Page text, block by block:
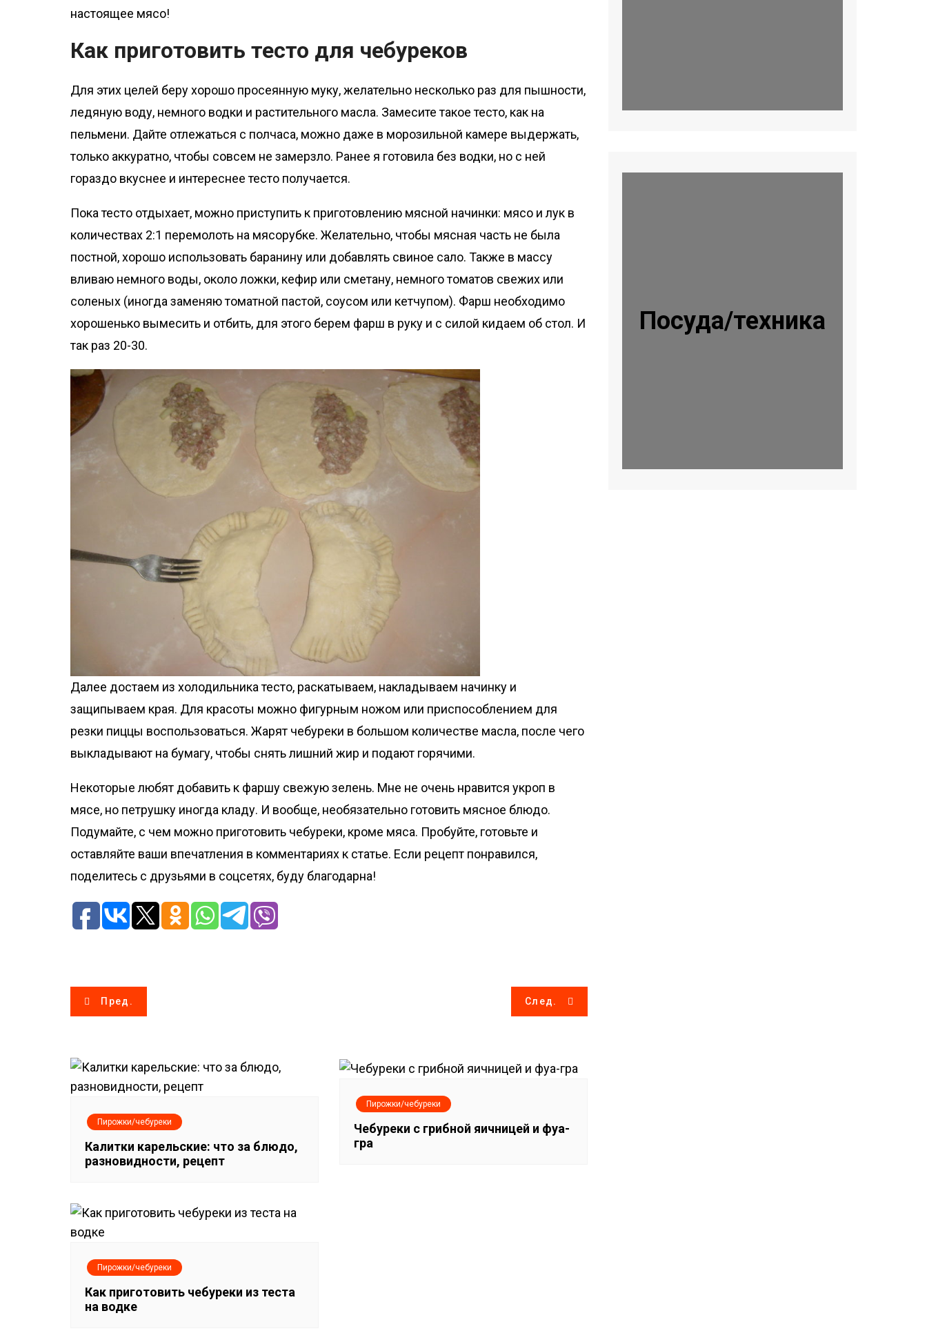
настоящее мясо!
Как приготовить тесто для чебуреков
Для этих целей беру хорошо просеянную муку, желательно несколько раз для пышности,
ледяную воду, немного водки и растительного масла. Замесите такое тесто, как на
пельмени. Дайте отлежаться с полчаса, можно даже в морозильной камере выдержать,
только аккуратно, чтобы совсем не замерзло. Ранее я готовила без водки, но с ней
гораздо вкуснее и интереснее тесто получается.
Пока тесто отдыхает, можно приступить к приготовлению мясной начинки: мясо и лук в
количествах 2:1 перемолоть на мясорубке. Желательно, чтобы мясная часть не была
постной, хорошо использовать баранину или добавлять свиное сало. Также в массу
вливаю немного воды, около ложки, кефир или сметану, немного томатов свежих или
соленых (иногда заменяю томатной пастой, соусом или кетчупом). Фарш необходимо
хорошенько вымесить и отбить, для этого берем фарш в руку и с силой кидаем об стол. И
так раз 20-30.
Далее достаем из холодильника тесто, раскатываем, накладываем начинку и
защипываем края. Для красоты можно фигурным ножом или приспособлением для
резки пиццы воспользоваться. Жарят чебуреки в большом количестве масла, после чего
выкладывают на бумагу, чтобы снять лишний жир и подают горячими.
Некоторые любят добавить к фаршу свежую зелень. Мне не очень нравится укроп в
мясе, но петрушку иногда кладу. И вообще, необязательно готовить мясное блюдо.
Подумайте, с чем можно приготовить чебуреки, кроме мяса. Пробуйте, готовьте и
оставляйте ваши впечатления в комментариях к статье. Если рецепт понравился,
поделитесь с друзьями в соцсетях, буду благодарна!
Н
в
и
и
я
Пред. След.
Пирожки/чебуреки
Калитки карельские: что за блюдо,
разновидности, рецепт
Пирожки/чебуреки
Чебуреки с грибной яичницей и фуа-
гра
Пирожки/чебуреки
Как приготовить чебуреки из теста
на водке
Посуда/техника